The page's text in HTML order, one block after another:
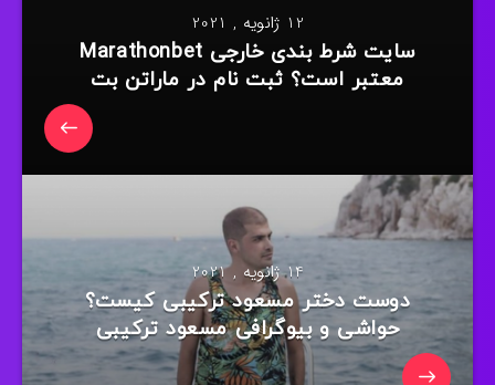
12 ژانویه , 2021
سایت شرط بندی خارجی Marathonbet
معتبر است؟ ثبت نام در ماراتن بت
14 ژانویه , 2021
دوست دختر مسعود ترکیبی کیست؟
حواشی و بیوگرافی مسعود ترکیبی